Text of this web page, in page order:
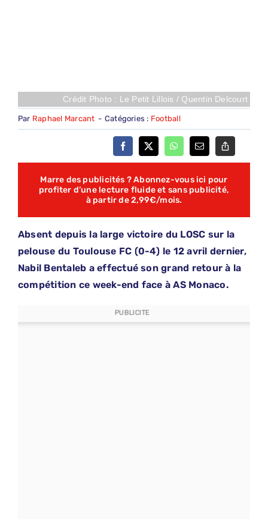
Crédit Photo : Le Petit Lillois / Quentin Delcourt
Par Raphael Marcant - Catégories : Football
Marre des publicités ? Abonnez-vous ici pour
profiter d’une lecture fluide et sans publicité,
à partir de 2,99€/mois.
Absent depuis la large victoire du LOSC sur la
pelouse du Toulouse FC (0-4) le 12 avril dernier,
Nabil Bentaleb a effectué son grand retour à la
compétition ce week-end face à AS Monaco.
PUBLICITE